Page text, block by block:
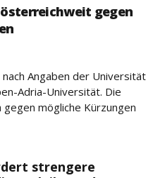
gegen
Angaben der Universität
Adria-Universität. Die
mögliche Kürzungen
strengere